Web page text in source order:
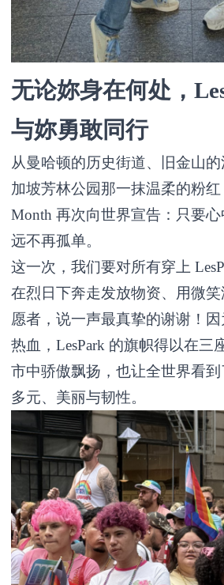
无论妳身在何处，
与妳勇敢同行
从曼哈顿的历史街道、旧金山
加坡芳林公园那一抹温柔的粉红
Month 再次向世界宣告：只要
远不再孤单。
这一次，我们要对所有穿上
在烈日下奔走发放物资、用微
愿者，说一声最真挚的谢谢！
热血，LesPark 的旗帜得以在三
市中骄傲飘扬，也让全世界看
多元、美丽与韧性。